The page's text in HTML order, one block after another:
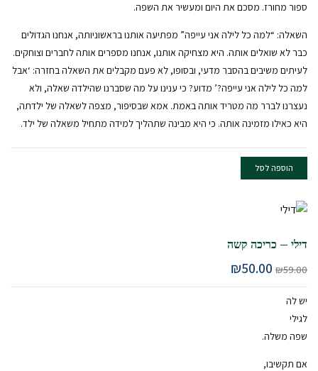
ספור מחורז. מסכם את היום ומעשיר את השפה.
השאלה: “למה כל לילה אני עייפה” מפתיעה אותנו בראשוניותה, אנחנו הגדולים
כבר לא שואלים אותה. היא מצחיקה אותנו, אנחנו מספרים אותה לחברים וצוחקים.
לעיתים משיבים בהסבר מדעי, ובסופו, לא פעם מקבלים את השאלה בחזרה: ‘אבל
למה כל לילה אני עייפה?’ מדוע? כי ענינו על מה שסברנו שהילדה שאלה, ולא
נעצרנו לברר מה מטריד אותה באמת. אמא שבסיפור, מצפה לשאלה של ילדתה,
היא כאילו מזמינה אותה. כי היא מבינה שתהליך למידה מתחיל משאלה של ילד.
הוספה לסל
דילי – כריכה קשה
₪59.00
₪50.00
יש לה
לגילי
שפה משלה.
אם תקשיבו,